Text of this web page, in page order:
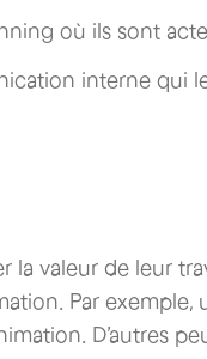
où ils sont
interne qui
la valeur de leur
Par
D’autres